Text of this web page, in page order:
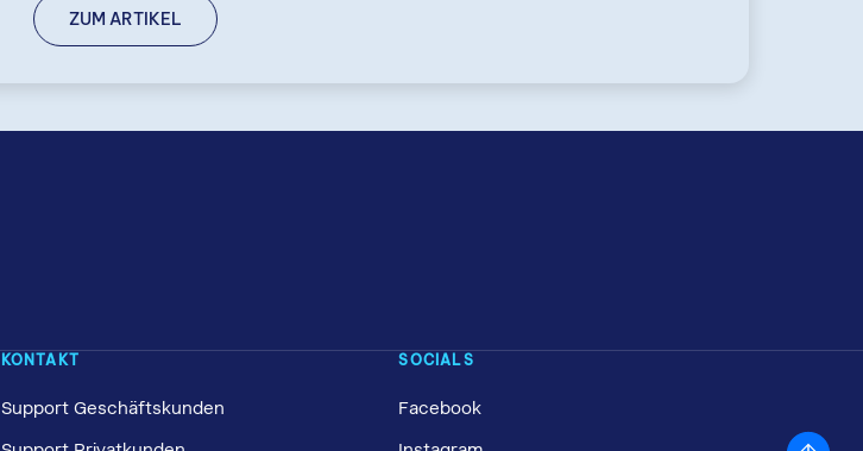
ZUM ARTIKEL
KONTAKT
Support Geschäftskunden
SOCIALS
Facebook